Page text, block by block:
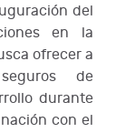
del
en la
ofrecer a
de
durante
con el